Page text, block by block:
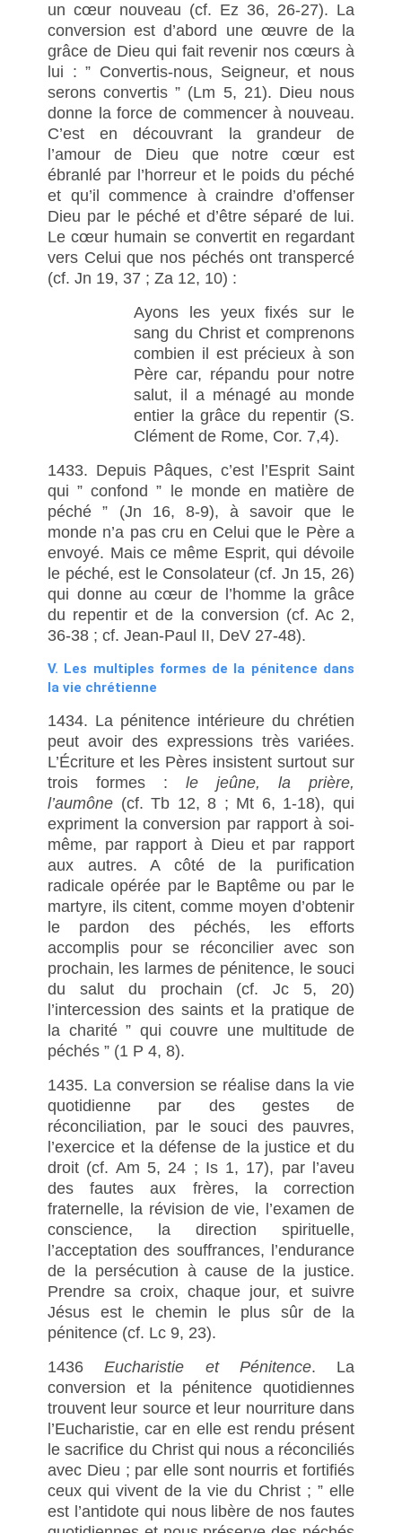
un cœur nouveau (cf. Ez 36, 26-27). La
conversion est d’abord une œuvre de la
grâce de Dieu qui fait revenir nos cœurs à
lui : ” Convertis-nous, Seigneur, et nous
serons convertis ” (Lm 5, 21). Dieu nous
donne la force de commencer à nouveau.
C’est en découvrant la grandeur de
l’amour de Dieu que notre cœur est
ébranlé par l’horreur et le poids du péché
et qu’il commence à craindre d’offenser
Dieu par le péché et d’être séparé de lui.
Le cœur humain se convertit en regardant
vers Celui que nos péchés ont transpercé
(cf. Jn 19, 37 ; Za 12, 10) :
Ayons les yeux fixés sur le
sang du Christ et comprenons
combien il est précieux à son
Père car, répandu pour notre
salut, il a ménagé au monde
entier la grâce du repentir (S.
Clément de Rome, Cor. 7,4).
1433. Depuis Pâques, c’est l’Esprit Saint
qui ” confond ” le monde en matière de
péché ” (Jn 16, 8-9), à savoir que le
monde n’a pas cru en Celui que le Père a
envoyé. Mais ce même Esprit, qui dévoile
le péché, est le Consolateur (cf. Jn 15, 26)
qui donne au cœur de l’homme la grâce
du repentir et de la conversion (cf. Ac 2,
36-38 ; cf. Jean-Paul II, DeV 27-48).
V. Les multiples formes de la pénitence dans
la vie chrétienne
1434. La pénitence intérieure du chrétien
peut avoir des expressions très variées.
L’Écriture et les Pères insistent surtout sur
trois formes : le jeûne, la prière,
l’aumône (cf. Tb 12, 8 ; Mt 6, 1-18), qui
expriment la conversion par rapport à soi-
même, par rapport à Dieu et par rapport
aux autres. A côté de la purification
radicale opérée par le Baptême ou par le
martyre, ils citent, comme moyen d’obtenir
le pardon des péchés, les efforts
accomplis pour se réconcilier avec son
prochain, les larmes de pénitence, le souci
du salut du prochain (cf. Jc 5, 20)
l’intercession des saints et la pratique de
la charité ” qui couvre une multitude de
péchés ” (1 P 4, 8).
1435. La conversion se réalise dans la vie
quotidienne par des gestes de
réconciliation, par le souci des pauvres,
l’exercice et la défense de la justice et du
droit (cf. Am 5, 24 ; Is 1, 17), par l’aveu
des fautes aux frères, la correction
fraternelle, la révision de vie, l’examen de
conscience, la direction spirituelle,
l’acceptation des souffrances, l’endurance
de la persécution à cause de la justice.
Prendre sa croix, chaque jour, et suivre
Jésus est le chemin le plus sûr de la
pénitence (cf. Lc 9, 23).
1436 Eucharistie et Pénitence. La
conversion et la pénitence quotidiennes
trouvent leur source et leur nourriture dans
l’Eucharistie, car en elle est rendu présent
le sacrifice du Christ qui nous a réconciliés
avec Dieu ; par elle sont nourris et fortifiés
ceux qui vivent de la vie du Christ ; ” elle
est l’antidote qui nous libère de nos fautes